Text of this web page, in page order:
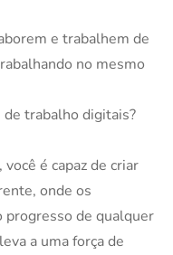
e trabalhem de
no mesmo
de trabalho digitais?
é capaz de criar
onde os
progresso de qualquer
a uma força de